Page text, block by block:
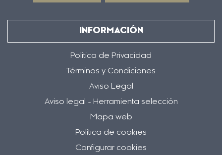
INFORMACIÓN
Política de Privacidad
Términos y Condiciones
Aviso Legal
Aviso legal - Herramienta selección
Mapa web
Política de cookies
Configurar cookies